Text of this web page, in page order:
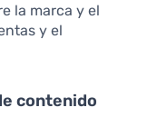
la marca y el
y el
contenido